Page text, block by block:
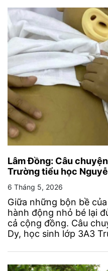
Lâm Đồng: Câu
Trường tiểu học
6 Tháng 5, 2026
Giữa những bộn bề
hành động nhỏ bé lại
cả cộng đồng. Câu
Dy, học sinh lớp 3A3